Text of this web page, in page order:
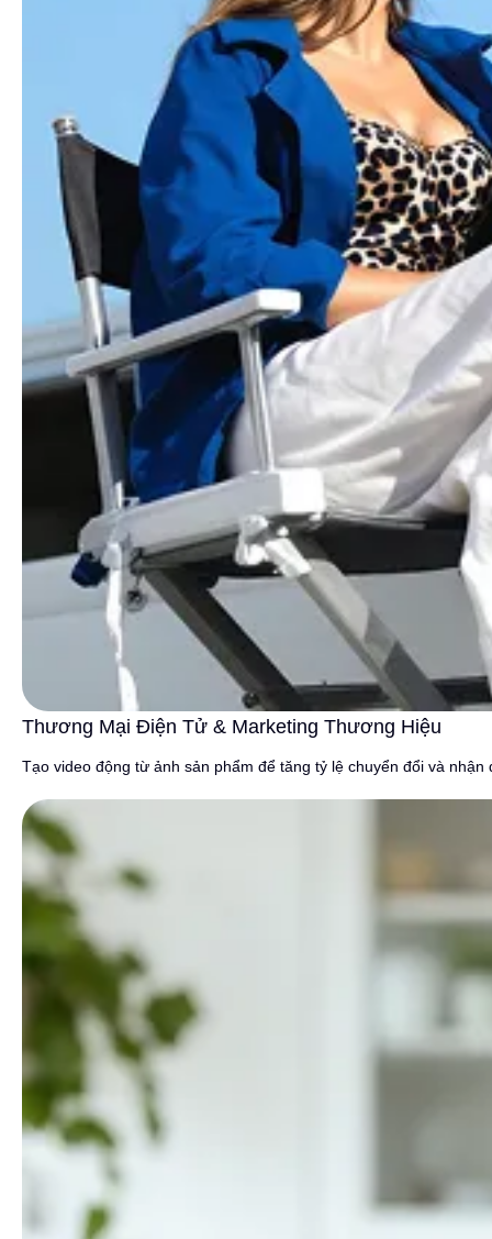
Thương Mại Điện Tử & Marketing Thương Hiệu
Tạo video động từ ảnh sản phẩm để tăng tỷ lệ chuyển đổi và nhận